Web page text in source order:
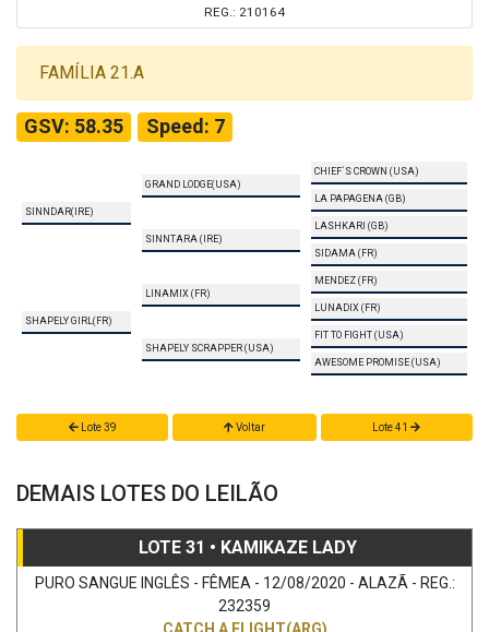
REG.: 210164
FAMÍLIA 21.A
GSV: 58.35 Speed: 7
SINNDAR(IRE)
GRAND LODGE(USA)
CHIEF´S CROWN (USA)
LA PAPAGENA (GB)
SINNTARA (IRE)
LASHKARI (GB)
SIDAMA (FR)
SHAPELY GIRL(FR)
LINAMIX (FR)
MENDEZ (FR)
LUNADIX (FR)
SHAPELY SCRAPPER (USA)
FIT TO FIGHT (USA)
AWESOME PROMISE (USA)
Lote 39 Voltar Lote 41
DEMAIS LOTES DO LEILÃO
LOTE 31 • KAMIKAZE LADY
PURO SANGUE INGLÊS - FÊMEA - 12/08/2020 - ALAZÃ - REG.:
232359
CATCH A FLIGHT(ARG)